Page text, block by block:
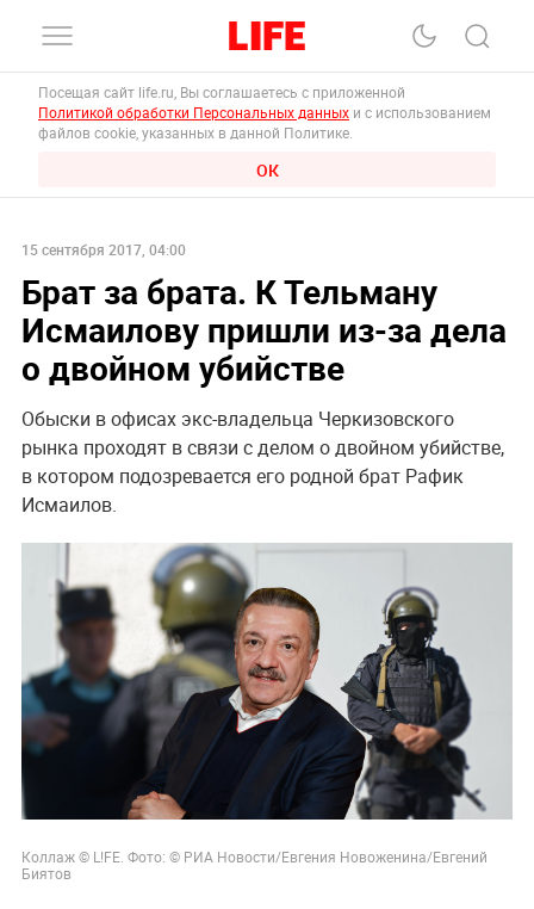
Посещая сайт life.ru, Вы соглашаетесь с приложенной
Политикой обработки Персональных данных и с использованием
файлов cookie, указанных в данной Политике.
ОК
15 сентября 2017, 04:00
Брат за брата. К Тельману
Исмаилову пришли из-за дела
о двойном убийстве
Обыски в офисах экс-владельца Черкизовского
рынка проходят в связи с делом о двойном убийстве,
в котором подозревается его родной брат Рафик
Исмаилов.
Коллаж © L!FE. Фото: © РИА Новости/Евгения Новоженина/Евгений
Биятов